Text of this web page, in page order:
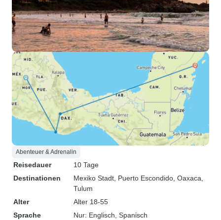
Abenteuer & Adrenalin
Reisedauer
10 Tage
Destinationen
Mexiko Stadt , Puerto Escondido , Oaxaca
Tulum
Alter
Alter 18-55
Sprache
Nur: Englisch, Spanisch